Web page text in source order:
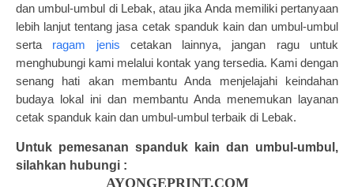
dan umbul-umbul di Lebak, atau jika Anda memiliki pertanyaan
lebih lanjut tentang jasa cetak spanduk kain dan umbul-umbul
serta ragam jenis cetakan lainnya, jangan ragu untuk
menghubungi kami melalui kontak yang tersedia. Kami dengan
senang hati akan membantu Anda menjelajahi keindahan
budaya lokal ini dan membantu Anda menemukan layanan
cetak spanduk kain dan umbul-umbul terbaik di Lebak.
Untuk pemesanan spanduk kain dan umbul-umbul,
silahkan hubungi :
AYONGEPRINT.COM